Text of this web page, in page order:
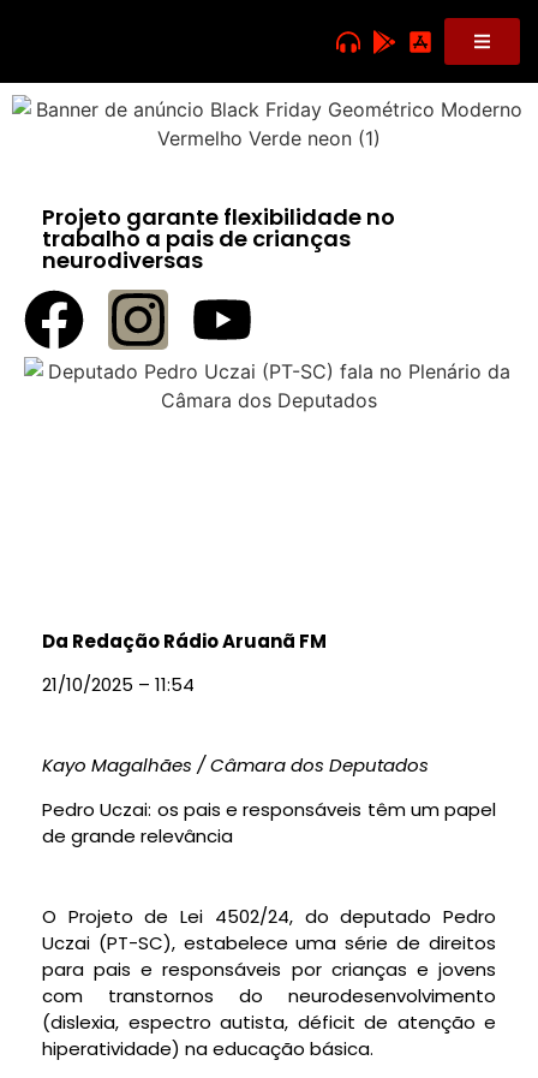
Projeto garante flexibilidade no
trabalho a pais de crianças
neurodiversas
Da Redação Rádio Aruanã FM
21/10/2025 – 11:54
Kayo Magalhães / Câmara dos Deputados
Pedro Uczai: os pais e responsáveis têm um papel
de grande relevância
O Projeto de Lei 4502/24, do deputado Pedro
Uczai (PT-SC), estabelece uma série de direitos
para pais e responsáveis por crianças e jovens
com transtornos do neurodesenvolvimento
(dislexia, espectro autista, déficit de atenção e
hiperatividade) na educação básica.